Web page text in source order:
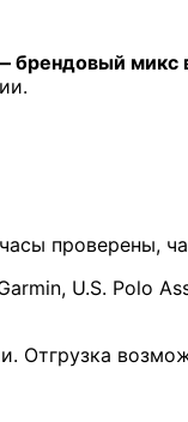
микс
проверены,
U.S. Polo
Отгрузка